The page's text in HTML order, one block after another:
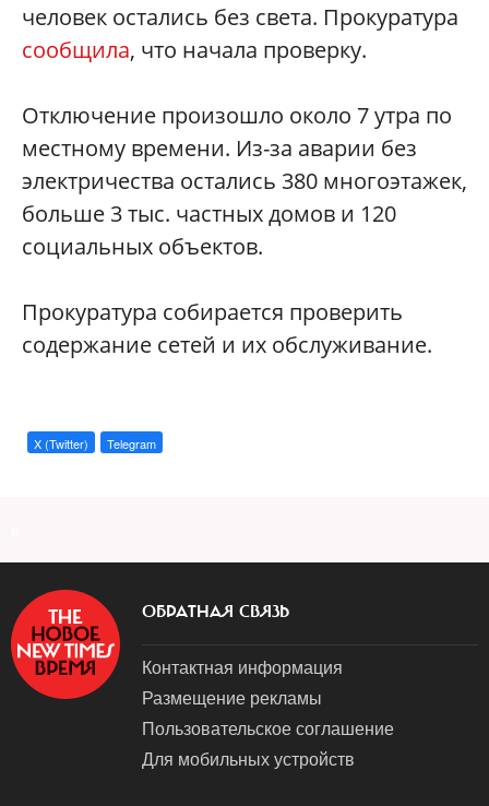
человек остались без света. Прокуратура
сообщила, что начала проверку.
Отключение произошло около 7 утра по
местному времени. Из-за аварии без
электричества остались 380 многоэтажек,
больше 3 тыс. частных домов и 120
социальных объектов.
Прокуратура собирается проверить
содержание сетей и их обслуживание.
X (Twitter) Telegram
ОБРАТНАЯ СВЯЗЬ
Контактная информация
Размещение рекламы
Пользовательское соглашение
Для мобильных устройств